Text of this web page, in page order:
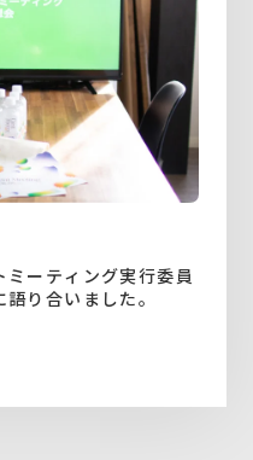
ミーティング実行委員
り合いました。